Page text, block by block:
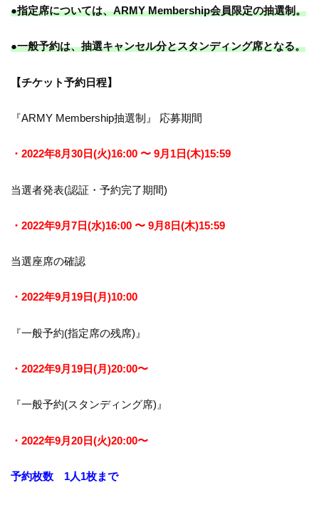
●指定席については、ARMY Membership会員限定の抽選制。
●一般予約は、抽選キャンセル分とスタンディング席となる。
【チケット予約日程】
『ARMY Membership抽選制』 応募期間
・2022年8月30日(火)16:00 〜 9月1日(木)15:59
当選者発表(認証・予約完了期間)
・2022年9月7日(水)16:00 〜 9月8日(木)15:59
当選座席の確認
・2022年9月19日(月)10:00
『一般予約(指定席の残席)』
・2022年9月19日(月)20:00〜
『一般予約(スタンディング席)』
・2022年9月20日(火)20:00〜
予約枚数 1人1枚まで